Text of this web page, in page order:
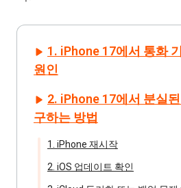
1. iPhone 17에서 통화
원인
2. iPhone 17에서 분실
구하는 방법
1. iPhone 재시작
2. iOS 업데이트 확인